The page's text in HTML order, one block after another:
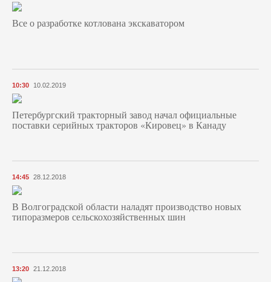
Все о разработке котлована экскаватором
10:30 10.02.2019
Петербургский тракторный завод начал официальные
поставки серийных тракторов «Кировец» в Канаду
14:45 28.12.2018
В Волгоградской области наладят производство новых
типоразмеров сельскохозяйственных шин
13:20 21.12.2018